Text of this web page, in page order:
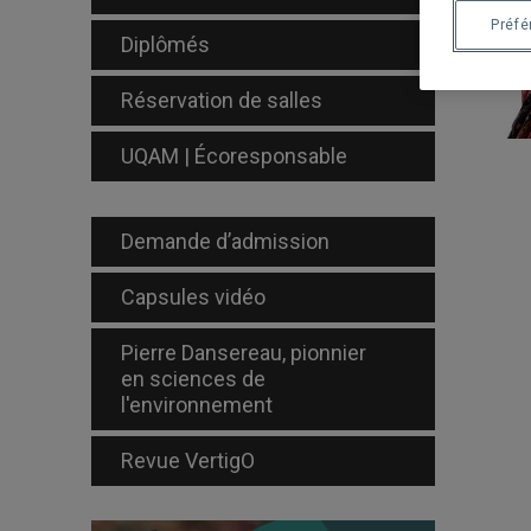
Diplômés
Réservation de salles
UQAM | Écoresponsable
Demande d’admission
Capsules vidéo
Pierre Dansereau, pionnier
en sciences de
l'environnement
Revue VertigO